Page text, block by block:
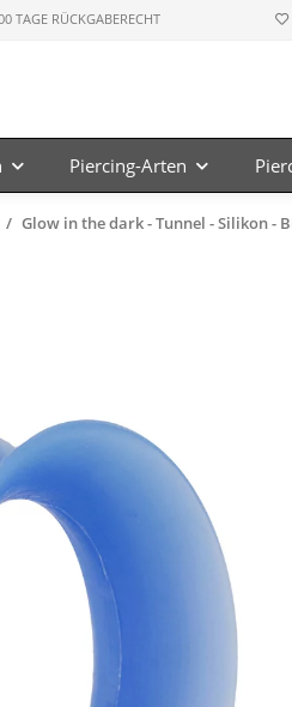
TAGE RÜCKGABERECHT
Piercing-Arten
Glow in the dark - Tunnel - Silikon -